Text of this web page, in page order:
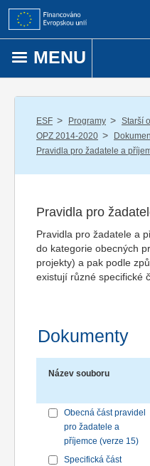
Přejít k obsahu
MENU
ESF / Programy / Starší
OPZ 2014-2020 /
Pravidla pro žadatele a
Pravidla pro
Pravidla pro žadatele a
do kategorie obecných
projekty) a pak podle
existují různé specifické
Dokumenty
Název souboru
Obecná část pravidel
pro žadatele a
příjemce (verze 15)
Specifická část